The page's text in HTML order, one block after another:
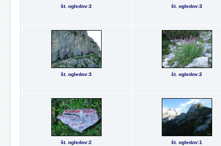
št. ogledov:3 št. ogledov:3
št. ogledov:3 št. ogledov:2
št. ogledov:2 št. ogledov:1